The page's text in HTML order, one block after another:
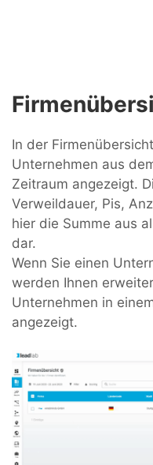
In der
Unternehmen aus
Zeitraum angezeigt.
Verweildauer, Pis,
hier die Summe aus
dar.
Wenn Sie einen
werden Ihnen
Unternehmen in
angezeigt.